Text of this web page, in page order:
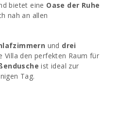
bietet eine Oase der Ruhe
nah an allen
und drei
Villa den perfekten Raum für
ist ideal zur
Tag.